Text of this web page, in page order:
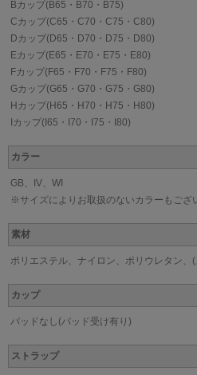
Bカップ(B65・B70・B75)
Cカップ(C65・C70・C75・C80)
Dカップ(D65・D70・D75・D80)
Eカップ(E65・E70・E75・E80)
Fカップ(F65・F70・F75・F80)
Gカップ(G65・G70・G75・G80)
Hカップ(H65・H70・H75・H80)
Iカップ(I65・I70・I75・I80)
カラー
GB、IV、WI
※サイズによりお取扱のないカラーもござ
素材
ポリエステル、ナイロン、ポリウレタン、(
カップ
パッドなし(パッド受け有り)
ストラップ